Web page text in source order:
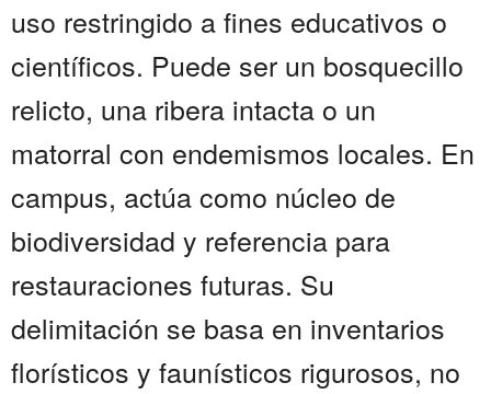
uso restringido a fines educativos o
científicos. Puede ser un bosquecillo
relicto, una ribera intacta o un
matorral con endemismos locales. En
campus, actúa como núcleo de
biodiversidad y referencia para
restauraciones futuras. Su
delimitación se basa en inventarios
florísticos y faunísticos rigurosos, no